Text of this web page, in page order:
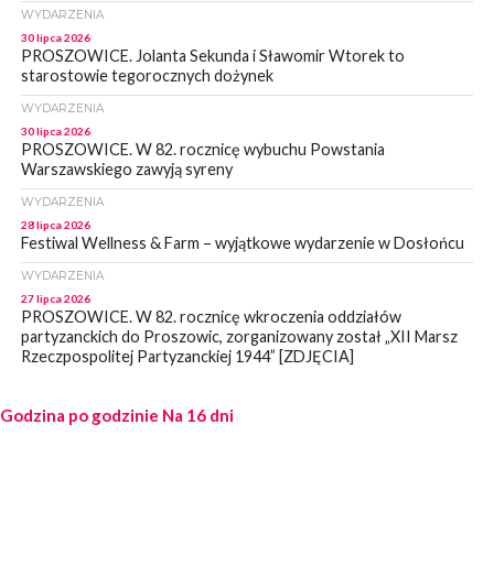
WYDARZENIA
30 lipca 2026
PROSZOWICE. Jolanta Sekunda i Sławomir Wtorek to
starostowie tegorocznych dożynek
WYDARZENIA
30 lipca 2026
PROSZOWICE. W 82. rocznicę wybuchu Powstania
Warszawskiego zawyją syreny
WYDARZENIA
28 lipca 2026
Festiwal Wellness & Farm – wyjątkowe wydarzenie w Dosłońcu
WYDARZENIA
27 lipca 2026
PROSZOWICE. W 82. rocznicę wkroczenia oddziałów
partyzanckich do Proszowic, zorganizowany został „XII Marsz
Rzeczpospolitej Partyzanckiej 1944” [ZDJĘCIA]
27 lipca 2026
PROSZOWICE. Po burzy uszkodzone słupy enegeryczne.
Godzina po godzinie Na 16 dni